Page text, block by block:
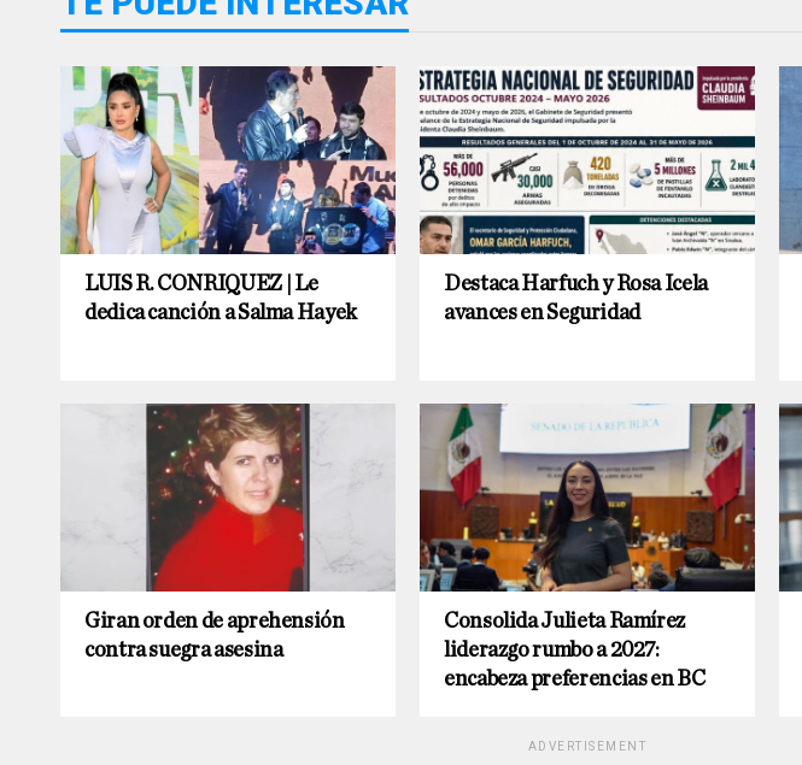
LUIS R. CONRIQUEZ | Le
dedica canción a Salma Hayek
Destaca Harfuch y Rosa Icela
avances en Seguridad
Giran orden de aprehensión
contra suegra asesina
Consolida Julieta Ramírez
liderazgo rumbo a 2027:
encabeza preferencias en BC
ADVERTISEMENT